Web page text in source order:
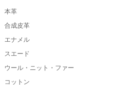
本革
合成皮革
エナメル
スエード
ウール・ニット・ファー
コットン